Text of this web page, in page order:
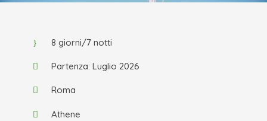
8 giorni/7 notti
Partenza: Luglio 2026
Roma
Athene